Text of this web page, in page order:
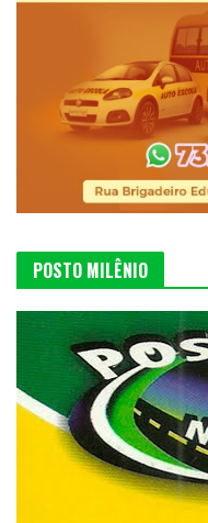
POSTO MILÊNIO